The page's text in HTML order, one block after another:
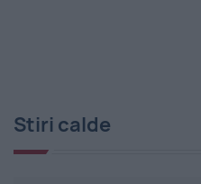
Stiri calde